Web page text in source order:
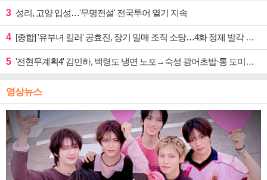
3 성리, 고양 입성…'무명전설' 전국투어 열기 지속
4 [종합] '유부녀 킬러' 공효진, 장기 밀매 조직 소탕…4화 정체 발각 위기 예고
5 '전현무계획4' 김민하, 백령도 냉면 노포→숙성 광어초밥·통 도미찜 맛집 탐방
영상뉴스